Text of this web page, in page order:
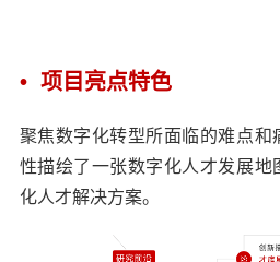
• 项目亮点特色
聚焦数字化转型所面临的难点和
性描绘了一张数字化人才发展地
化人才解决方案。